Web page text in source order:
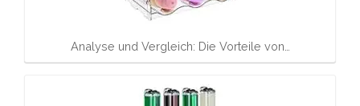
Analyse und Vergleich: Die Vorteile von…